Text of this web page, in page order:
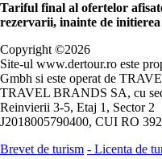
Tariful final al ofertelor
rezervarii, inainte de
Copyright ©2026
Site-ul www.dertour.ro este
Gmbh si este operat de
TRAVEL BRANDS SA, cu
Reinvierii 3-5, Etaj 1, Sector 2
J2018005790400, CUI RO
Brevet de turism - Licenta de